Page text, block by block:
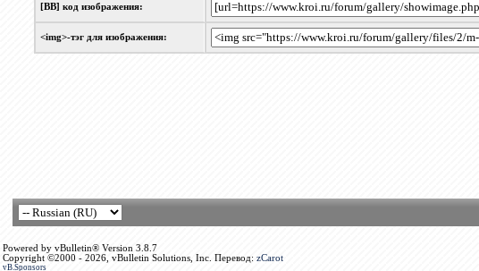
[BB] код изображения:
<img>-тэг для изображения:
Powered by vBulletin® Version 3.8.7
Copyright ©2000 - 2026, vBulletin Solutions, Inc. Перевод: zCarot
vB.Sponsors